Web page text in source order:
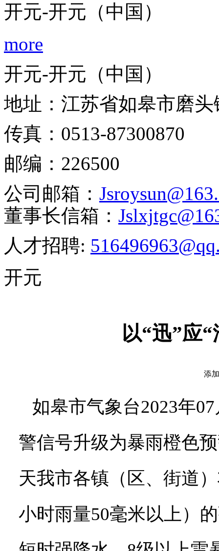
开元-开元（中国）
more
开元-开元（中国）
地址：江苏省如皋市磨
传真： 0513-87300870
邮编： 226500
公司邮箱： J
董事长信箱： J
人才招聘: 516496963@qq
开元
以“迅”应
添
如皋市气象台2023年
警信号升级为暴雨橙色
天我市各镇（区、街道
小时雨量50毫米以上）